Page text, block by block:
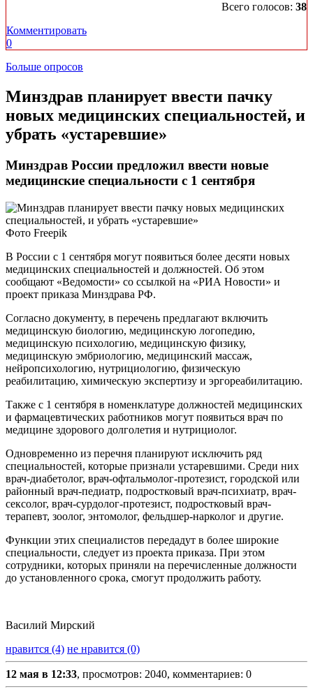
Всего голосов: 38
Комментировать
0
Больше опросов
Минздрав планирует ввести пачку
новых медицинских специальностей, и
убрать «устаревшие»
Минздрав России предложил ввести новые
медицинские специальности с 1 сентября
Фото Freepik
В России с 1 сентября могут появиться более десяти новых
медицинских специальностей и должностей. Об этом
сообщают «Ведомости» со ссылкой на «РИА Новости» и
проект приказа Минздрава РФ.
Согласно документу, в перечень предлагают включить
медицинскую биологию, медицинскую логопедию,
медицинскую психологию, медицинскую физику,
медицинскую эмбриологию, медицинский массаж,
нейропсихологию, нутрициологию, физическую
реабилитацию, химическую экспертизу и эргореабилитацию.
Также с 1 сентября в номенклатуре должностей медицинских
и фармацевтических работников могут появиться врач по
медицине здорового долголетия и нутрициолог.
Одновременно из перечня планируют исключить ряд
специальностей, которые признали устаревшими. Среди них
врач-диабетолог, врач-офтальмолог-протезист, городской или
районный врач-педиатр, подростковый врач-психиатр, врач-
сексолог, врач-сурдолог-протезист, подростковый врач-
терапевт, зоолог, энтомолог, фельдшер-нарколог и другие.
Функции этих специалистов передадут в более широкие
специальности, следует из проекта приказа. При этом
сотрудники, которых приняли на перечисленные должности
до установленного срока, смогут продолжить работу.
Василий Мирский
нравится (4) не нравится (0)
12 мая в 12:33, просмотров: 2040, комментариев: 0